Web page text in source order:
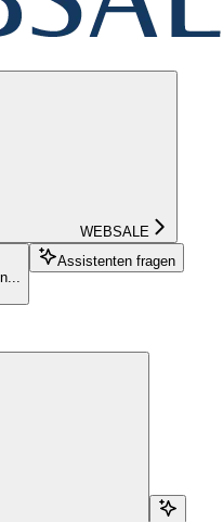
WEBSALE
Assistenten fragen